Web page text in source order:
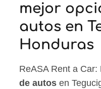
mejor
autos en
Honduras
ReASA Rent a
de autos en